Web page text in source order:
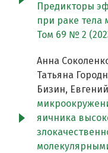
Предикторы
при раке тела
Том 69 № 2
Анна
Татьяна
Бизин,
яичника